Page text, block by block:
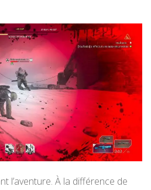
l’aventure. À la différence de